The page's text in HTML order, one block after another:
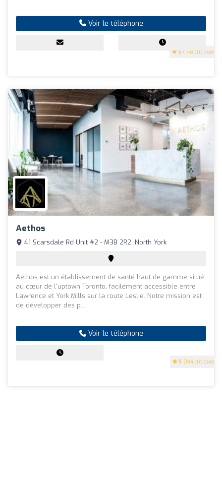
5 (148 critiques)
Voir le téléphone
Aethos
5 (144 critiques)
41 Scarsdale Rd Unit #2 - M3B 2R2, North York
Aethos est un établissement de santé haut de gamme situé
au cœur de l'uptown Toronto, facilement accessible entre
Lawrence et York Mills sur la route Leslie. Notre mission est
de développer des p...
Voir le téléphone